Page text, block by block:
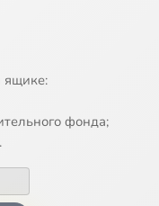
ящике:
фонда;